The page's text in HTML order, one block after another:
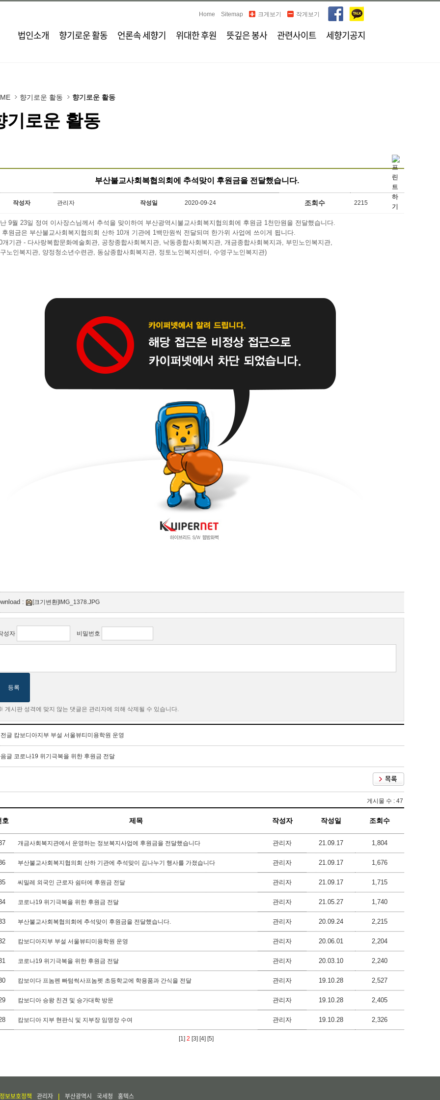
Home Sitemap 크게보기 작게보기
법인소개 향기로운 활동 언론속 세향기 위대한 후원 뜻깊은 봉사 관련사이트 세향기공지
향기로운 활동 향기로운 활동
기로운 활동
부산불교사회복협의회에 추석맞이 후원금을 전달했습니다.
작성자 관리자 작성일 2020-09-24 조회수 2215
9월 23일 정여 이사장스님께서 추석을 맞이하여 부산광역시불교사회복지협의회에 후원금 1천만원을 전달했습니다.
후원금은 부산불교사회복지협의회 산하 10개 기관에 1백만원씩 전달되며 한가위 사업에 쓰이게 됩니다.
개기관 - 다사랑복합문화예술회관, 공창종합사회복지관, 낙동종합사회복지관, 개금종합사회복지과, 부민노인복지관,
노인복지관, 양정청소년수련관, 동삼종합사회복지관, 정토노인복지센터, 수영구노인복지관)
: [크기변환]IMG_1378.JPG
성자 비밀번호
등록
게시판 성격에 맞지 않는 댓글은 관리자에 의해 삭제될 수 있습니다.
글 캄보디아지부 부설 서울뷰티미용학원 운영
글 코로나19 위기극복을 위한 후원금 전달
게시물 수 : 47
호 제목 작성자 작성일 조회수
개금사회복지관에서 운영하는 정보복지사업에 후원금을 전달했습니다 관리자 21.09.17 1,804
부산불교사회복지협의회 산하 기관에 추석맞이 김나누기 행사를 가졌습니다 관리자 21.09.17 1,676
씨밀레 외국인 근로자 쉼터에 후원금 전달 관리자 21.09.17 1,715
코로나19 위기극복을 위한 후원금 전달 관리자 21.05.27 1,740
부산불교사회복협의회에 추석맞이 후원금을 전달했습니다. 관리자 20.09.24 2,215
캄보디아지부 부설 서울뷰티미용학원 운영 관리자 20.06.01 2,204
코로나19 위기극복을 위한 후원금 전달 관리자 20.03.10 2,240
캄보이다 프놈펜 빠텀썩사프놈펫 초등학교에 학용품과 간식을 전달 관리자 19.10.28 2,527
캄보디아 승왕 친견 및 승가대학 방문 관리자 19.10.28 2,405
캄보디아 지부 현판식 및 지부장 임명장 수여 관리자 19.10.28 2,326
[1] 2 [3] [4] [5]
보보호정책 관리자 | 부산광역시 국세청 홈텍스